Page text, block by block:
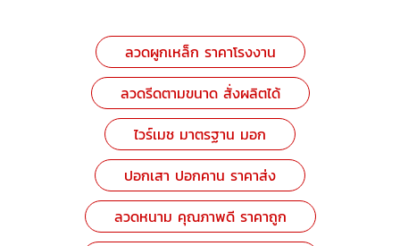
ลวดผูกเหล็ก ราคาโรงงาน
ลวดรีดตามขนาด สั่งผลิตได้
ไวร์เมช มาตรฐาน มอก
ปอกเสา ปอกคาน ราคาส่ง
ลวดหนาม คุณภาพดี ราคาถูก